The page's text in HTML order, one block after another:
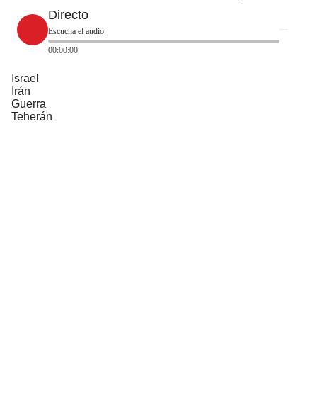
Directo
Escucha el audio
00:00:00
Israel
Irán
Guerra
Teherán